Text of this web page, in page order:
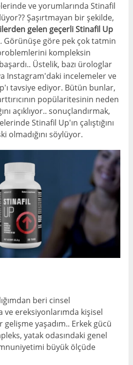
ve yorumlarında Stinafil
Şaşırtmayan bir şekilde,
gelen geçerli Stinafil Up
. Görünüşe göre pek çok tatmin
kompleksin
Üstelik, bazı ürologlar
Instagram'daki incelemeler ve
tavsiye ediyor. Bütün bunlar,
popülaritesinin neden
açıklıyor.. sonuçlandırmak,
Stinafil Up'ın çalıştığını
olmadığını söylüyor.
beri cinsel
ve ereksiyonlarımda kişisel
yaşadım.. Erkek gücü
yatak odasındaki genel
büyük ölçüde